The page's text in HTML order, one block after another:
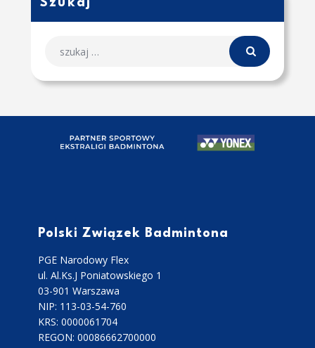
Szukaj
Polski Związek Badmintona
PGE Narodowy Flex
ul. Al.Ks.J Poniatowskiego 1
03-901 Warszawa
NIP: 113-03-54-760
KRS: 0000061704
REGON: 00086662700000